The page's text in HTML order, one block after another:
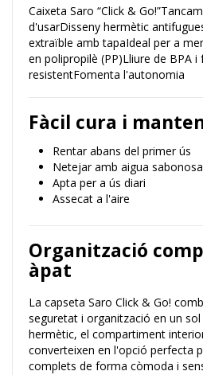
Caixeta Saro “Click &
d'usarDisseny hermètic
extraïble amb tapaIdeal per a
en polipropilè (PP)Lliure de BPA i
resistentFomenta l'autonomia
Fàcil cura i
Rentar abans del primer ús
Netejar amb aigua sabonosa
Apta per a ús diari
Assecat a l'aire
Organització
àpat
La capseta Saro Click & Go!
seguretat i organització en un
hermètic, el compartiment
converteixen en l'opció perfecta
complets de forma còmoda i